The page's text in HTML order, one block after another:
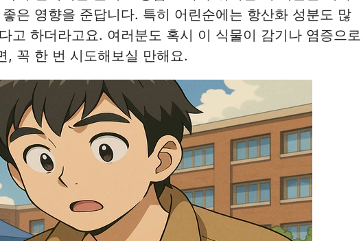
은 영향을 준답니다. 특히 어린순에는 항산화 성분도 많
고 하더라고요. 여러분도 혹시 이 식물이 감기나 염증으로
, 꼭 한 번 시도해보실 만해요.